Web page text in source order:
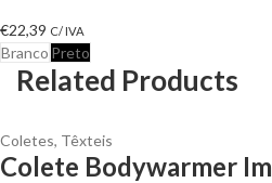
€22,39 C/ IVA
Branco Preto
Related Products
Coletes, Têxteis
Colete Bodywarmer